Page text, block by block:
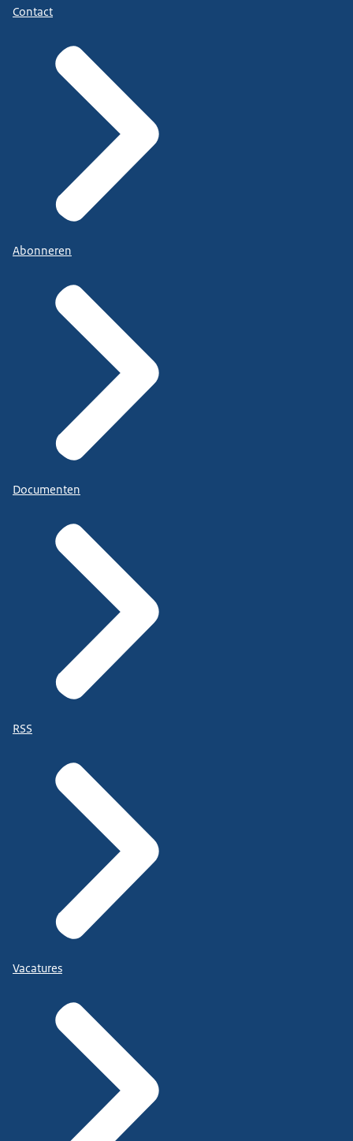
Contact
Abonneren
Documenten
RSS
Vacatures